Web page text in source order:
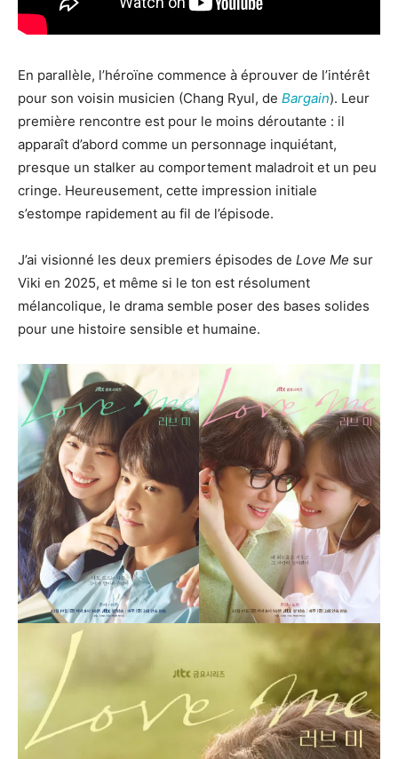
En parallèle, l’héroïne commence à éprouver de l’intérêt
pour son voisin musicien (Chang Ryul, de Bargain). Leur
première rencontre est pour le moins déroutante : il
apparaît d’abord comme un personnage inquiétant,
presque un stalker au comportement maladroit et un peu
cringe. Heureusement, cette impression initiale
s’estompe rapidement au fil de l’épisode.
J’ai visionné les deux premiers épisodes de Love Me sur
Viki en 2025, et même si le ton est résolument
mélancolique, le drama semble poser des bases solides
pour une histoire sensible et humaine.